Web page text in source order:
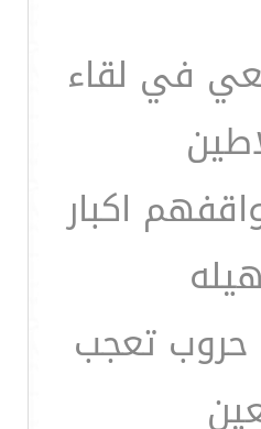
في لقاء
اكبار
حروب تعجب